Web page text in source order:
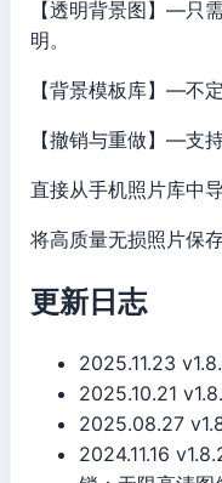
【透明背景图】—只
明。
【背景模板库】—不
【撤销与重做】—支
直接从手机照片库中导
将高质量无损照片保
更新日志
2025.11.23
2025.10.21
2025.08.27
2024.11.16